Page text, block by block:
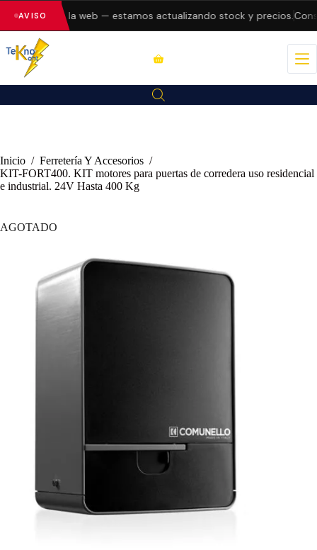
AVISO
errores en la web — estamos actualizando stock y precios.
Inicio / Ferretería Y Accesorios /
KIT-FORT400. KIT motores para puertas de corredera uso residencial
e industrial. 24V Hasta 400 Kg
AGOTADO